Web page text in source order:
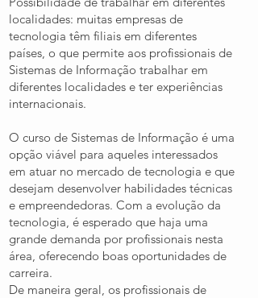
localidades: muitas empresas de
tecnologia têm filiais em diferentes
países, o que permite aos profissionais de
Sistemas de Informação trabalhar em
diferentes localidades e ter experiências
internacionais.
O curso de Sistemas de Informação é uma
opção viável para aqueles interessados
em atuar no mercado de tecnologia e que
desejam desenvolver habilidades técnicas
e empreendedoras. Com a evolução da
tecnologia, é esperado que haja uma
grande demanda por profissionais nesta
área, oferecendo boas oportunidades de
carreira.
De maneira geral, os profissionais de